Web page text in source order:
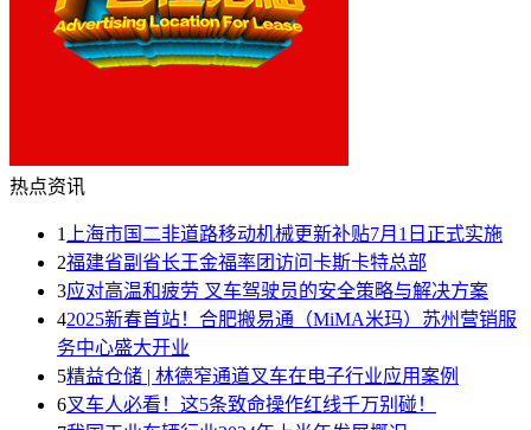
热点资讯
1
上海市国二非道路移动机械更新补贴7月1日正式实施
2福建省副省长王金福率团访问卡斯卡特总部
3应对高温和疲劳 叉车驾驶员的安全策略与解决方案
42025新春首站！合肥搬易通（MiMA米玛）苏州营销服
务中心盛大开业
5精益仓储 | 林德窄通道叉车在电子行业应用案例
6叉车人必看！这5条致命操作红线千万别碰！